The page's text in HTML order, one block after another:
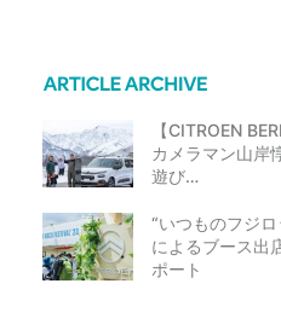
【CITROEN
カメラマン山岸
遊び…
“いつものフジ
によるブース出
ポート